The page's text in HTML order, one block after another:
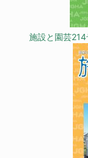
施設と園芸